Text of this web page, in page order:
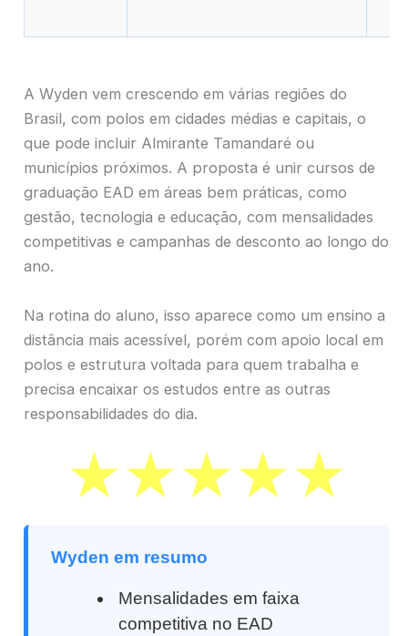
A Wyden vem crescendo em várias regiões do
Brasil, com polos em cidades médias e capitais, o
que pode incluir Almirante Tamandaré ou
municípios próximos. A proposta é unir cursos de
graduação EAD em áreas bem práticas, como
gestão, tecnologia e educação, com mensalidades
competitivas e campanhas de desconto ao longo do
ano.
Na rotina do aluno, isso aparece como um ensino a
distância mais acessível, porém com apoio local em
polos e estrutura voltada para quem trabalha e
precisa encaixar os estudos entre as outras
responsabilidades do dia.
Wyden em resumo
Mensalidades em faixa
competitiva no EAD